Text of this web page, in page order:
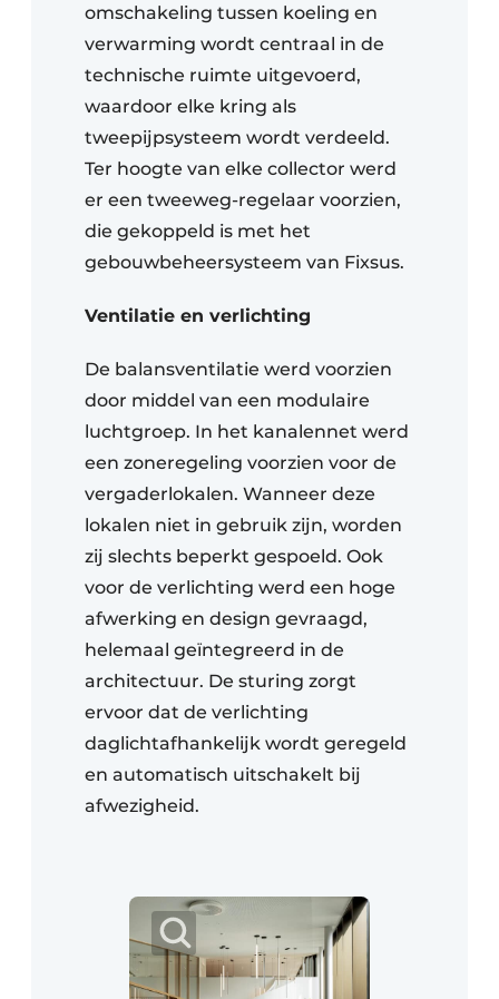
omschakeling tussen koeling en
verwarming wordt centraal in de
technische ruimte uitgevoerd,
waardoor elke kring als
tweepijpsysteem wordt verdeeld.
Ter hoogte van elke collector werd
er een tweeweg-regelaar voorzien,
die gekoppeld is met het
gebouwbeheersysteem van Fixsus.
Ventilatie en verlichting
De balansventilatie werd voorzien
door middel van een modulaire
luchtgroep. In het kanalennet werd
een zoneregeling voorzien voor de
vergaderlokalen. Wanneer deze
lokalen niet in gebruik zijn, worden
zij slechts beperkt gespoeld. Ook
voor de verlichting werd een hoge
afwerking en design gevraagd,
helemaal geïntegreerd in de
architectuur. De sturing zorgt
ervoor dat de verlichting
daglichtafhankelijk wordt geregeld
en automatisch uitschakelt bij
afwezigheid.